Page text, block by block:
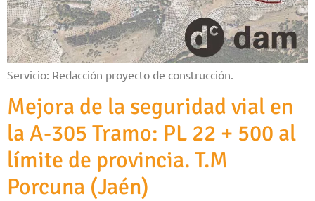
Servicio: Redacción proyecto de construcción.
Mejora de la seguridad vial en
la A-305 Tramo: PL 22 + 500 al
límite de provincia. T.M
Porcuna (Jaén)